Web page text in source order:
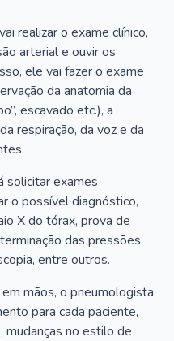
realizar o exame clínico,
arterial e ouvir os
ele vai fazer o exame
da anatomia da
escavado etc.), a
respiração, da voz e da
solicitar exames
o possível diagnóstico,
X do tórax, prova de
das pressões
entre outros.
mãos, o pneumologista
para cada paciente,
mudanças no estilo de